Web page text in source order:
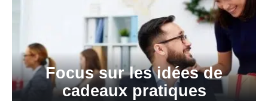
Focus sur les idées de
cadeaux pratiques